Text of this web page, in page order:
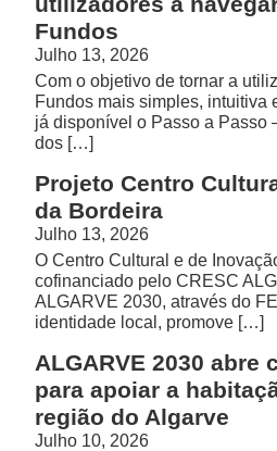
Fundos
Julho 13, 2026
Com o objetivo de tornar a
Fundos mais simples, intuitiva
já disponível o Passo a Passo
dos […]
Projeto Centro
da Bordeira
Julho 13, 2026
O Centro Cultural e de
cofinanciado pelo CRESC
ALGARVE 2030, através do
identidade local, promove […]
ALGARVE 2030 abre
para apoiar a
região do Algarve
Julho 10, 2026